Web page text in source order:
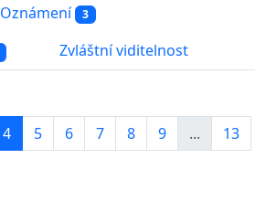
Oznámení 3
Zvláštní viditelnost
4 5 6 7 8 9 ...
13